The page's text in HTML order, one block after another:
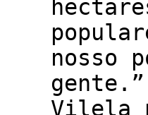
nosso
Vilela